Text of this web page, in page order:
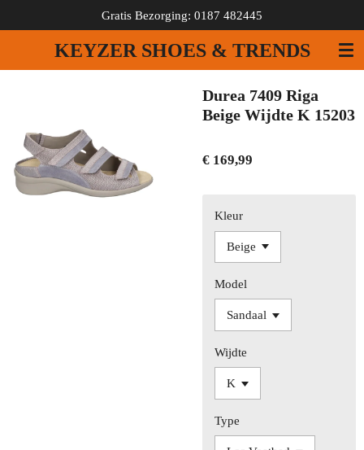
direct
de
KEYZER SHOES & TRENDS
Gratis Bezorging: 0187 482445
Durea 7409 Riga
Beige Wijdte K 15203
€ 169,99
Kleur
Model
Wijdte
Type